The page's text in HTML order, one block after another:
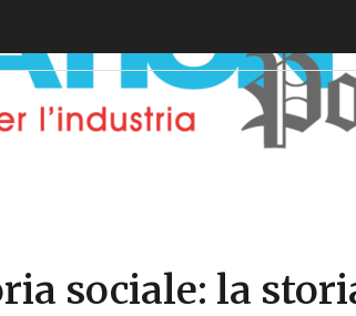
sociale: la